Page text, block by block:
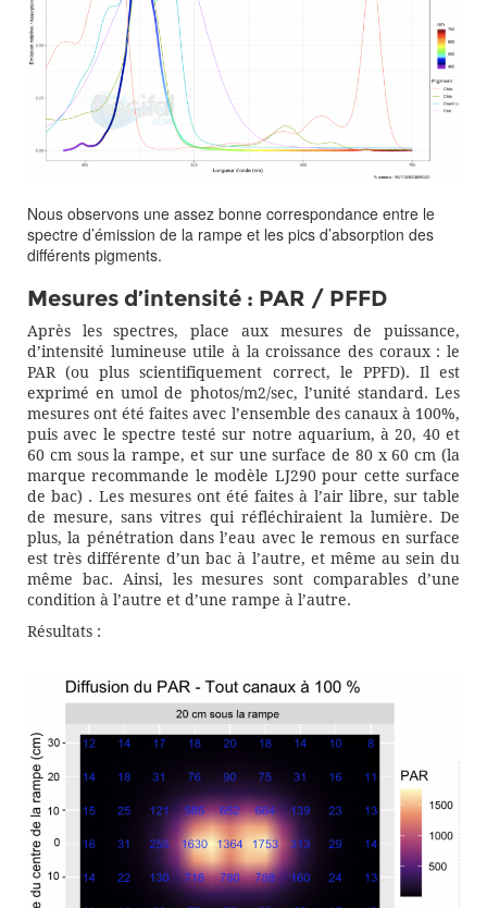
Nous observons une assez bonne correspondance entre le
spectre d’émission de la rampe et les pics d’absorption des
différents pigments.
Mesures d’intensité : PAR / PFFD
Après les spectres, place aux mesures de puissance,
d’intensité lumineuse utile à la croissance des coraux : le
PAR (ou plus scientifiquement correct, le PPFD). Il est
exprimé en umol de photos/m2/sec, l’unité standard. Les
mesures ont été faites avec l’ensemble des canaux à 100%,
puis avec le spectre testé sur notre aquarium, à 20, 40 et
60 cm sous la rampe, et sur une surface de 80 x 60 cm (la
marque recommande le modèle LJ290 pour cette surface
de bac) . Les mesures ont été faites à l’air libre, sur table
de mesure, sans vitres qui réfléchiraient la lumière. De
plus, la pénétration dans l’eau avec le remous en surface
est très différente d’un bac à l’autre, et même au sein du
même bac. Ainsi, les mesures sont comparables d’une
condition à l’autre et d’une rampe à l’autre.
Résultats :